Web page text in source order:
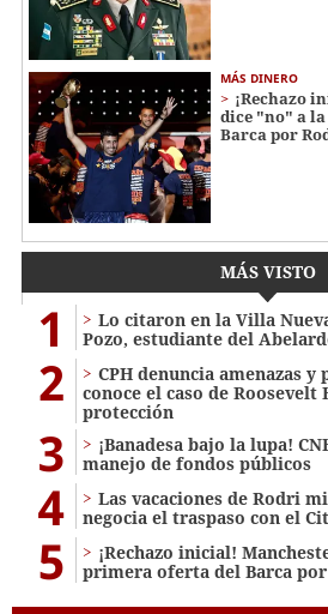
MÁS DINERO
¡Rechazo
dice "no" a
Barca por
MÁS VISTO
1
Lo citaron en la Villa
Pozo, estudiante del
2
CPH denuncia amenazas
conoce el caso de Roosevelt
protección
3
¡Banadesa bajo la lupa!
manejo de fondos públicos
4
Las vacaciones de Rodri
negocia el traspaso con el
5
¡Rechazo inicial!
primera oferta del Barca